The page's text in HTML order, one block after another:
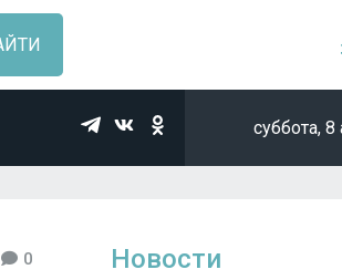
суббота, 8
0 Новости